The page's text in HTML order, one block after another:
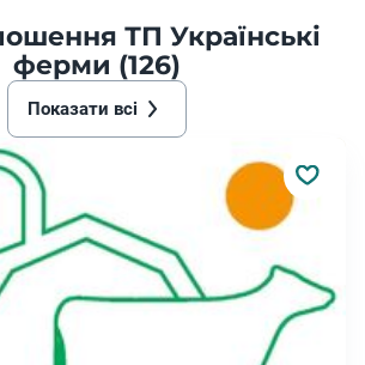
ТП Українські
ферми (126)
Показати всі